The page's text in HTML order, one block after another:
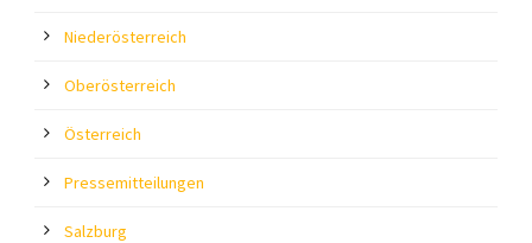
Niederösterreich
Oberösterreich
Österreich
Pressemitteilungen
Salzburg